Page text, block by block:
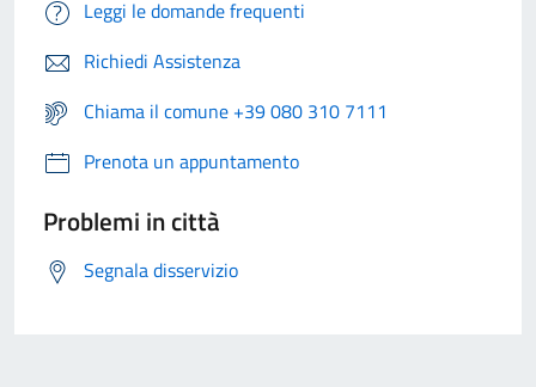
Leggi le domande frequenti
Richiedi Assistenza
Chiama il comune +39 080 310 7111
Prenota un appuntamento
Problemi in città
Segnala disservizio